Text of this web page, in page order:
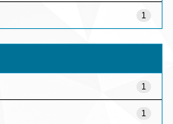
1
1
1